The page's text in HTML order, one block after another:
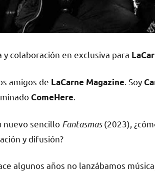
y colaboración en exclusiva para
amigos de LaCarne Magazine . Soy
ComeHere
nuevo sencillo Fantasmas(2023),
y difusión?
algunos años no lanzábamos